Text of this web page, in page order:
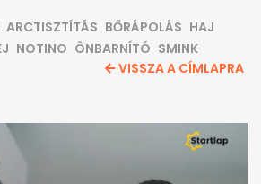
ARCTISZTÍTÁS BŐRÁPOLÁS HAJ
NOTINO ÖNBARNÍTÓ SMINK
VISSZA A CÍMLAPRA